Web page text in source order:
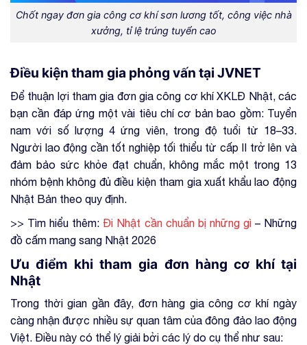
Chốt ngay đơn gia công cơ khí sơn lương tốt, công việc nhà
xưởng, tỉ lệ trúng tuyển cao
Điều kiện tham gia phỏng vấn tại JVNET
Để thuận lợi tham gia đơn gia công cơ khí XKLĐ Nhật, các
bạn cần đáp ứng một vài tiêu chí cơ bản bao gồm: Tuyển
nam với số lượng 4 ứng viên, trong độ tuổi từ 18–33.
Người lao động cần tốt nghiệp tối thiểu từ cấp II trở lên và
đảm bảo sức khỏe đạt chuẩn, không mắc một trong 13
nhóm bệnh không đủ điều kiện tham gia xuất khẩu lao động
Nhật Bản theo quy định.
>> Tìm hiểu thêm: Đi Nhật cần chuẩn bị những gì– Những
đồ cấm mang sang Nhật 2026
Ưu điểm khi tham gia đơn hàng cơ khí tại
Nhật
Trong thời gian gần đây, đơn hàng gia công cơ khí ngày
càng nhận được nhiều sự quan tâm của đông đảo lao động
Việt. Điều này có thể lý giải bởi các lý do cụ thể như sau: